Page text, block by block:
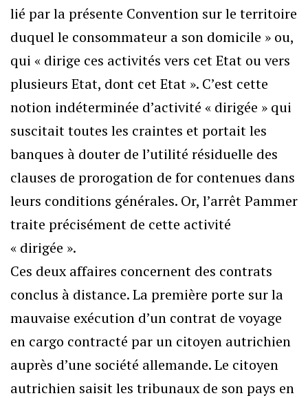
lié par la présente Convention sur le territoire
duquel le consommateur a son domicile » ou,
qui « dirige ces activités vers cet Etat ou vers
plusieurs Etat, dont cet Etat ». C’est cette
notion indéterminée d’activité « dirigée » qui
suscitait toutes les craintes et portait les
banques à douter de l’utilité résiduelle des
clauses de prorogation de for contenues dans
leurs conditions générales. Or, l’arrêt Pammer
traite précisément de cette activité
« dirigée ».
Ces deux affaires concernent des contrats
conclus à distance. La première porte sur la
mauvaise exécution d’un contrat de voyage
en cargo contracté par un citoyen autrichien
auprès d’une société allemande. Le citoyen
autrichien saisit les tribunaux de son pays en